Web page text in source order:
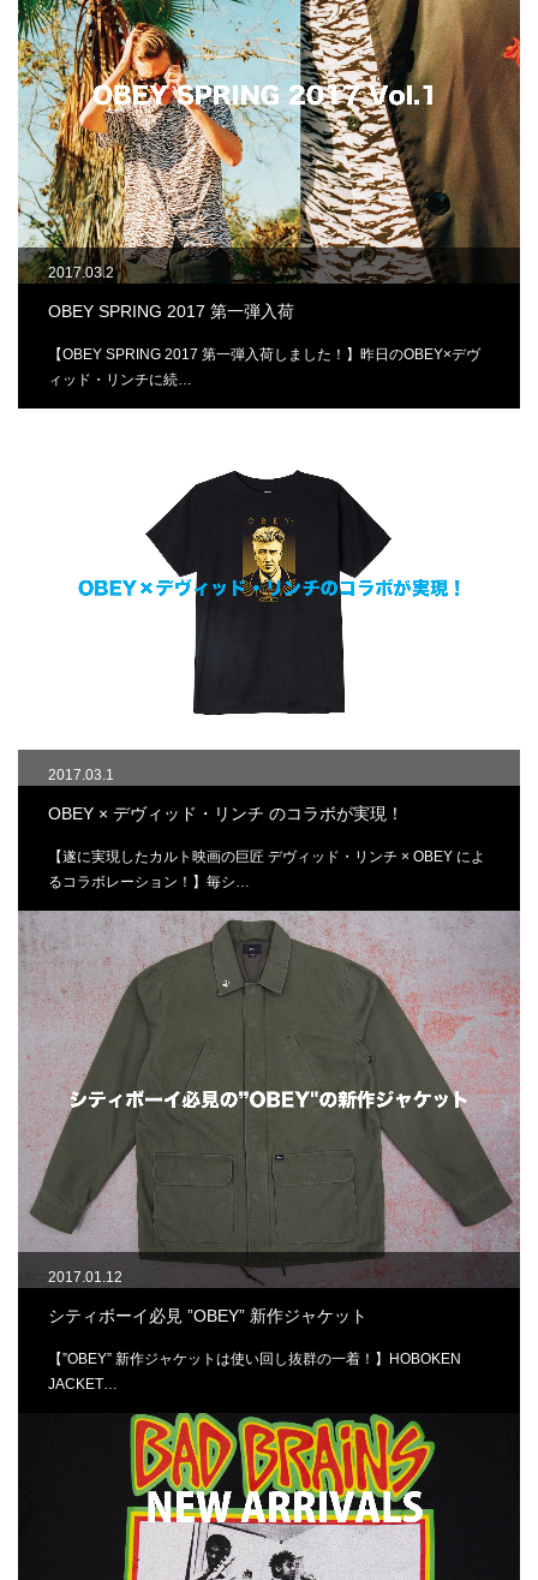
2017.03.2
OBEY SPRING 2017 第一弾入荷
【OBEY SPRING 2017 第一弾入荷しました！】昨日のOBEY×デヴ
ィッド・リンチに続…
2017.03.1
OBEY × デヴィッド・リンチ のコラボが実現！
【遂に実現したカルト映画の巨匠 デヴィッド・リンチ × OBEY によ
るコラボレーション！】毎シ…
2017.01.12
シティボーイ必見 ”OBEY” 新作ジャケット
【”OBEY” 新作ジャケットは使い回し抜群の一着！】HOBOKEN
JACKET…